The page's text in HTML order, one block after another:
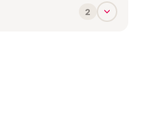
2